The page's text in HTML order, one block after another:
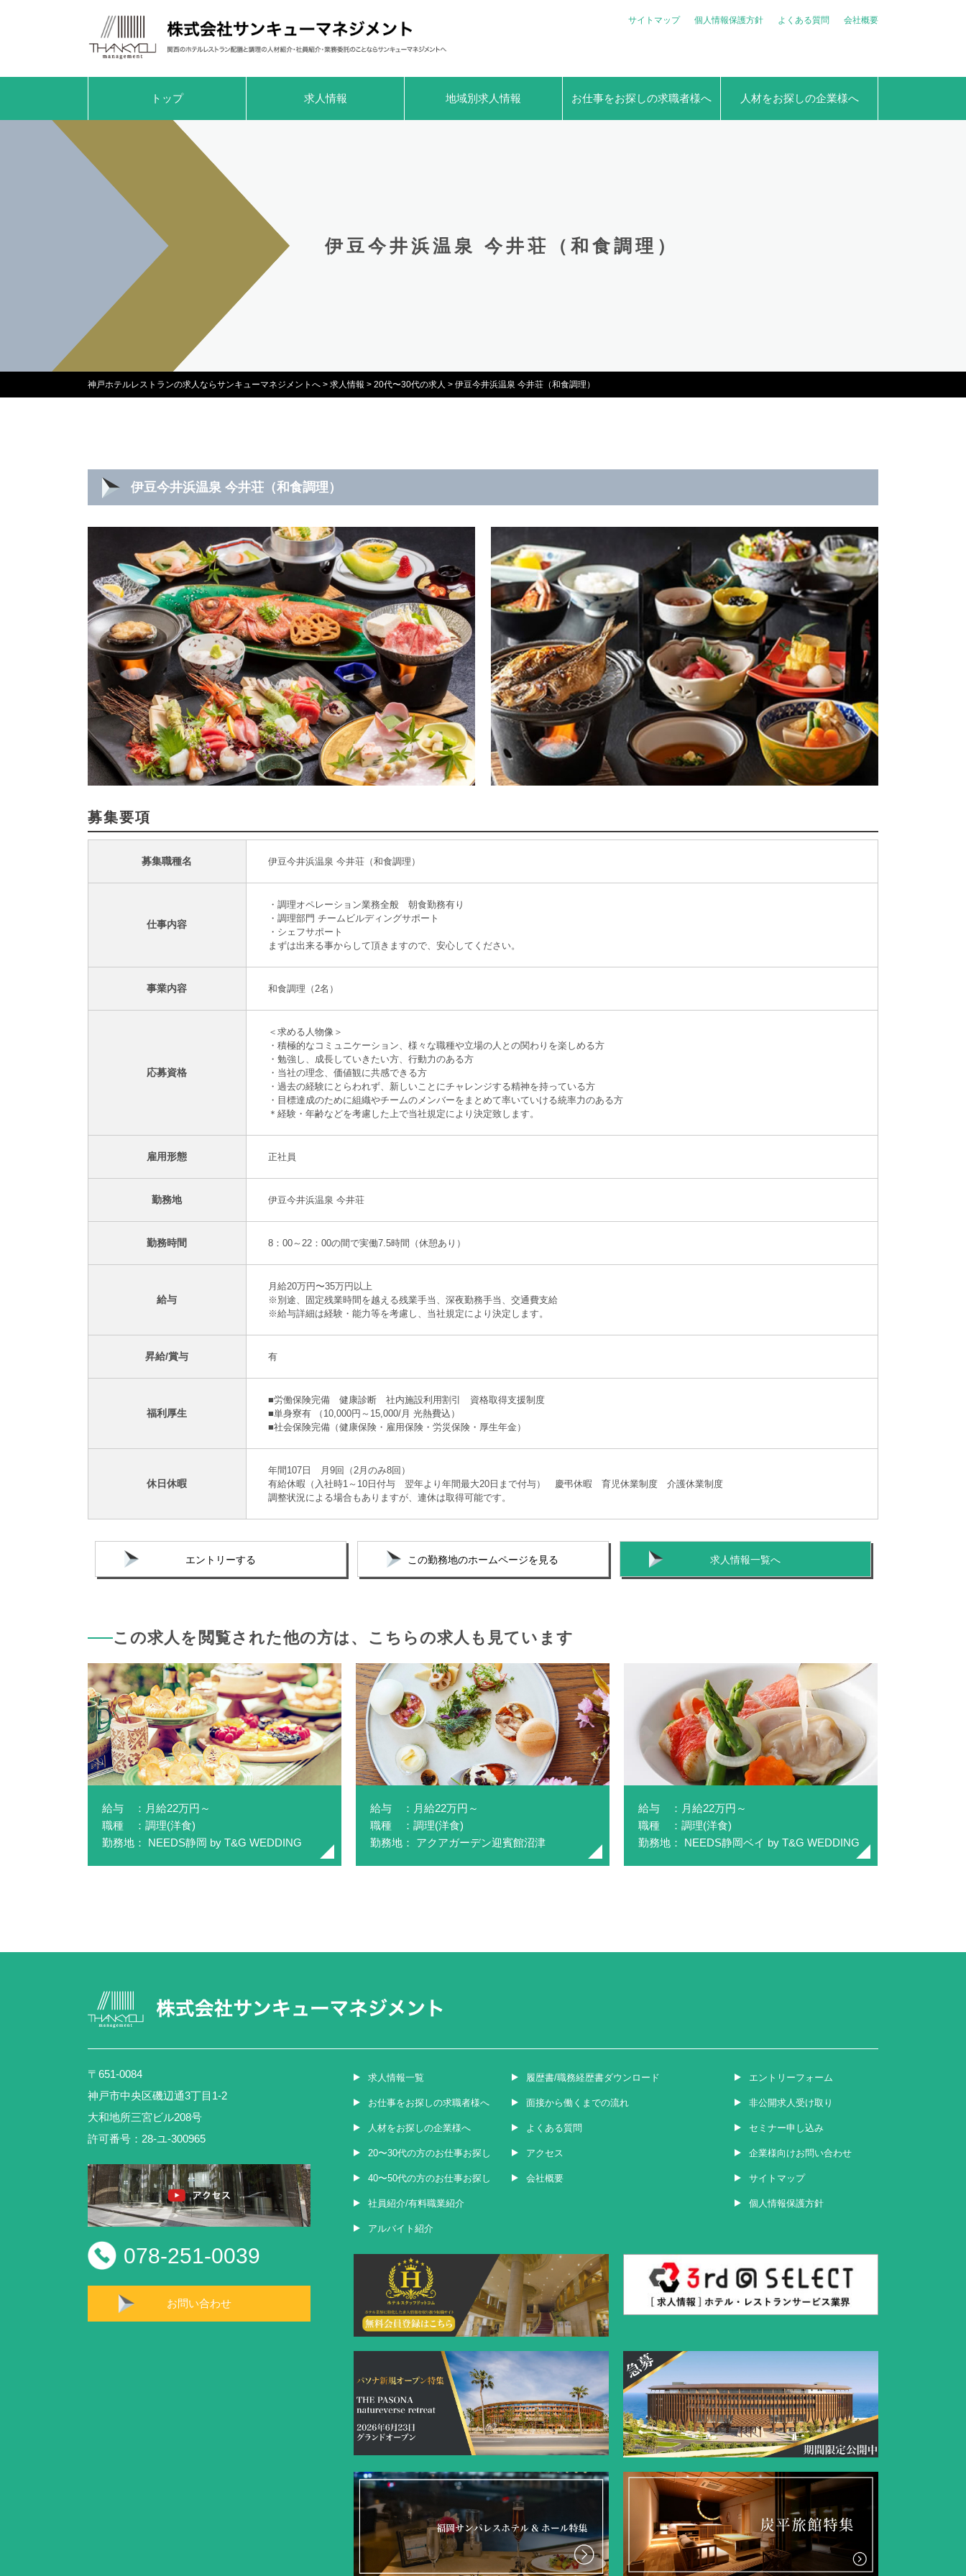
サイトマップ 個人情報保護方針 よくある質問 会社概要
トップ 求人情報 地域別求人情報 お仕事をお探しの求職者様へ 人材をお探しの企業様へ
伊豆今井浜温泉 今井荘（和食調理）
神戸ホテルレストランの求人ならサンキューマネジメントへ > 求人情報 > 20代〜30代の求人 > 伊豆今井浜温泉 今井荘（和食調理）
伊豆今井浜温泉 今井荘（和食調理）
募集要項
募集職種名 伊豆今井浜温泉 今井荘（和食調理）
仕事内容
・調理オペレーション業務全般 朝食勤務有り
・調理部門 チームビルディングサポート
・シェフサポート
まずは出来る事からして頂きますので、安心してください。
事業内容 和食調理（2名）
応募資格
＜求める人物像＞
・積極的なコミュニケーション、様々な職種や立場の人との関わりを楽しめる方
・勉強し、成長していきたい方、行動力のある方
・当社の理念、価値観に共感できる方
・過去の経験にとらわれず、新しいことにチャレンジする精神を持っている方
・目標達成のために組織やチームのメンバーをまとめて率いていける統率力のある方
＊経験・年齢などを考慮した上で当社規定により決定致します。
雇用形態 正社員
勤務地 伊豆今井浜温泉 今井荘
勤務時間 8：00～22：00の間で実働7.5時間（休憩あり）
給与
月給20万円〜35万円以上
※別途、固定残業時間を越える残業手当、深夜勤務手当、交通費支給
※給与詳細は経験・能力等を考慮し、当社規定により決定します。
昇給/賞与 有
福利厚生
■労働保険完備 健康診断 社内施設利用割引 資格取得支援制度
■単身寮有 （10,000円～15,000/月 光熱費込）
■社会保険完備（健康保険・雇用保険・労災保険・厚生年金）
休日休暇
年間107日 月9回（2月のみ8回）
有給休暇（入社時1～10日付与 翌年より年間最大20日まで付与） 慶弔休暇 育児休業制度 介護休業制度
調整状況による場合もありますが、連休は取得可能です。
エントリーする この勤務地のホームページを見る 求人情報一覧へ
この求人を閲覧された他の方は、 こちらの求人も見ています
給与 ：月給22万円～
職種 ：調理(洋食)
勤務地： NEEDS静岡 by T&G WEDDING
給与 ：月給22万円～
職種 ：調理(洋食)
勤務地： アクアガーデン迎賓館沼津
給与 ：月給22万円～
職種 ：調理(洋食)
勤務地： NEEDS静岡ベイ by T&G WEDDING
〒651-0084
神戸市中央区磯辺通3丁目1-2
大和地所三宮ビル208号
許可番号：28-ユ-300965
078-251-0039
お問い合わせ
求人情報一覧
お仕事をお探しの求職者様へ
人材をお探しの企業様へ
20〜30代の方のお仕事お探し
40〜50代の方のお仕事お探し
社員紹介/有料職業紹介
アルバイト紹介
履歴書/職務経歴書ダウンロード
面接から働くまでの流れ
よくある質問
アクセス
会社概要
エントリーフォーム
非公開求人受け取り
セミナー申し込み
企業様向けお問い合わせ
サイトマップ
個人情報保護方針